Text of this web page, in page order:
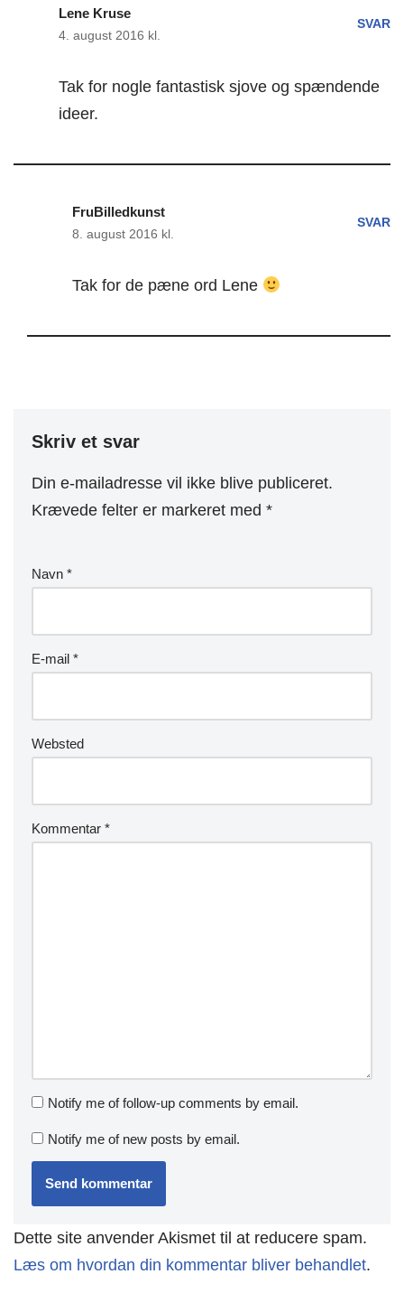
Lene Kruse
4. august 2016 kl.
SVAR
Tak for nogle fantastisk sjove og spændende
ideer.
FruBilledkunst
8. august 2016 kl.
SVAR
Tak for de pæne ord Lene
Skriv et svar
Din e-mailadresse vil ikke blive publiceret.
Krævede felter er markeret med *
Navn *
E-mail *
Websted
Kommentar *
Notify me of follow-up comments by email.
Notify me of new posts by email.
Dette site anvender Akismet til at reducere spam.
Læs om hvordan din kommentar bliver behandlet.